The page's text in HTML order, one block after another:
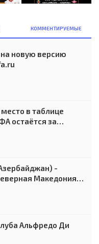
КОММЕНТИРУЕМЫЕ
новую версию
в таблице
остаётся за
-
Македония) -
Альфредо Ди